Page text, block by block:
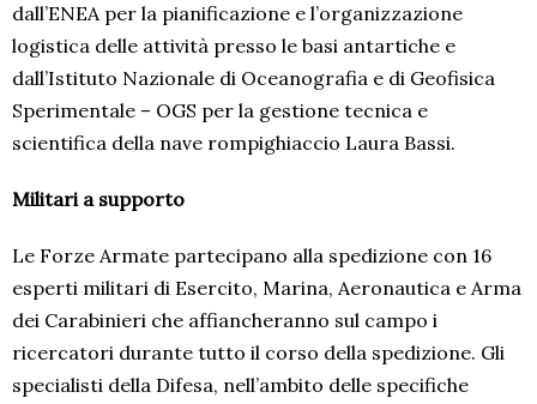
dall’ENEA per la pianificazione e l’organizzazione
logistica delle attività presso le basi antartiche e
dall’Istituto Nazionale di Oceanografia e di Geofisica
Sperimentale – OGS per la gestione tecnica e
scientifica della nave rompighiaccio Laura Bassi.
Militari a supporto
Le Forze Armate partecipano alla spedizione con 16
esperti militari di Esercito, Marina, Aeronautica e Arma
dei Carabinieri che affiancheranno sul campo i
ricercatori durante tutto il corso della spedizione. Gli
specialisti della Difesa, nell’ambito delle specifiche